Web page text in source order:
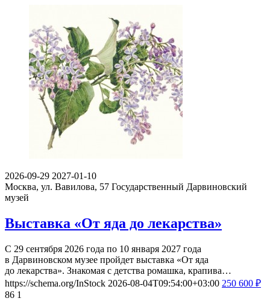
2026-09-29 2027-01-10
Москва, ул. Вавилова, 57 Государственный Дарвиновский
музей
Выставка «От яда до лекарства»
С 29 сентября 2026 года по 10 января 2027 года
в Дарвиновском музее пройдет выставка «От яда
до лекарства». Знакомая с детства ромашка, крапива…
https://schema.org/InStock 2026-08-04T09:54:00+03:00 250 600 ₽
86 1